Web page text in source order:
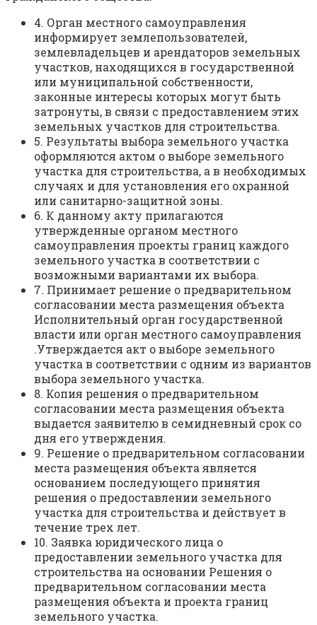
4. Орган местного самоуправления
информирует землепользователей,
землевладельцев и арендаторов земельных
участков, находящихся в государственной
или муниципальной собственности,
законные интересы которых могут быть
затронуты, в связи с предоставлением этих
земельных участков для строительства.
5. Результаты выбора земельного участка
оформляются актом о выборе земельного
участка для строительства, а в необходимых
случаях и для установления его охранной
или санитарно-защитной зоны.
6. К данному акту прилагаются
утвержденные органом местного
самоуправления проекты границ каждого
земельного участка в соответствии с
возможными вариантами их выбора.
7. Принимает решение о предварительном
согласовании места размещения объекта
Исполнительный орган государственной
власти или орган местного самоуправления
.Утверждается акт о выборе земельного
участка в соответствии с одним из вариантов
выбора земельного участка.
8. Копия решения о предварительном
согласовании места размещения объекта
выдается заявителю в семидневный срок со
дня его утверждения.
9. Решение о предварительном согласовании
места размещения объекта является
основанием последующего принятия
решения о предоставлении земельного
участка для строительства и действует в
течение трех лет.
10. Заявка юридического лица о
предоставлении земельного участка для
строительства на основании Решения о
предварительном согласовании места
размещения объекта и проекта границ
земельного участка.